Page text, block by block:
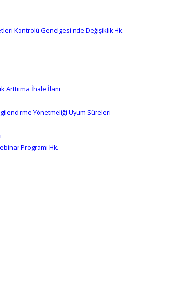
Kontrolü Genelgesi'nde Değişiklik Hk.
Arttırma İhale İlanı
Yönetmeliği Uyum Süreleri
Programı Hk.